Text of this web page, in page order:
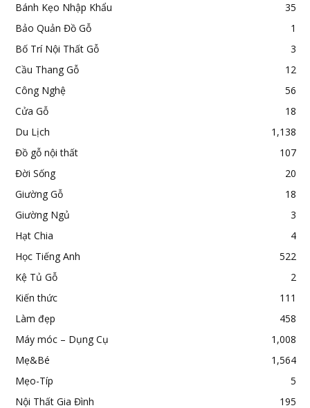
Bánh Kẹo Nhập Khẩu
35
Bảo Quản Đồ Gỗ
1
Bố Trí Nội Thất Gỗ
3
Cầu Thang Gỗ
12
Công Nghệ
56
Cửa Gỗ
18
Du Lịch
1,138
Đồ gỗ nội thất
107
Đời Sống
20
Giường Gỗ
18
Giường Ngủ
3
Hạt Chia
4
Học Tiếng Anh
522
Kệ Tủ Gỗ
2
Kiến thức
111
Làm đẹp
458
Máy móc – Dụng Cụ
1,008
Mẹ&Bé
1,564
Mẹo-Típ
5
Nội Thất Gia Đình
195